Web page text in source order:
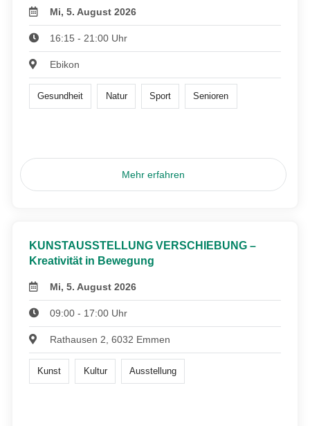
Mi, 5. August 2026
16:15 - 21:00 Uhr
Ebikon
Gesundheit Natur Sport Senioren
Mehr erfahren
KUNSTAUSSTELLUNG VERSCHIEBUNG –
Kreativität in Bewegung
Mi, 5. August 2026
09:00 - 17:00 Uhr
Rathausen 2, 6032 Emmen
Kunst Kultur Ausstellung